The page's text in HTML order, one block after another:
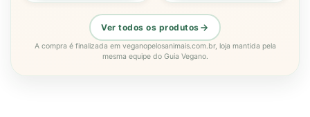
Ver todos os produtos
A compra é finalizada em veganopelosanimais.com.br, loja mantida pela
mesma equipe do Guia Vegano.